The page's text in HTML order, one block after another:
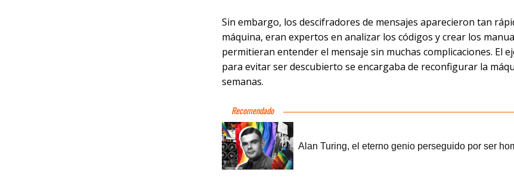
Sin embargo, los descifradores de mensajes aparecieron tan
máquina, eran expertos en analizar los códigos y crear los
permitieran entender el mensaje sin muchas complicaciones. El
para evitar ser descubierto se encargaba de reconfigurar la
semanas.